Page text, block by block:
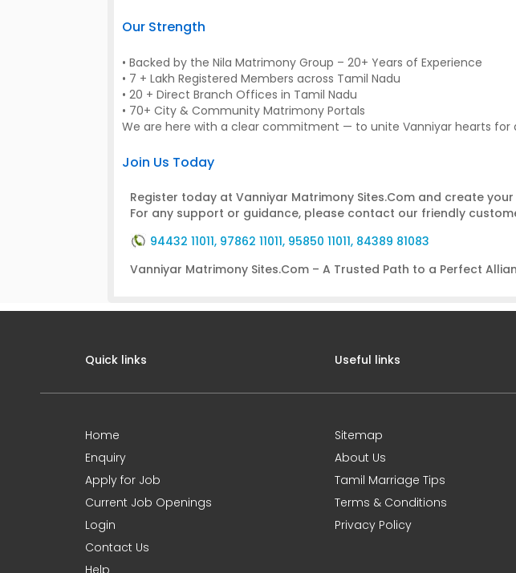
Our Strength
• Backed by the Nila Matrimony Group – 20+ Years of Experience
• 7 + Lakh Registered Members across Tamil Nadu
• 20 + Direct Branch Offices in Tamil Nadu
• 70+ City & Community Matrimony Portals
We are here with a clear commitment — to unite Vanniyar hearts for
Join Us Today
Register today at Vanniyar Matrimony Sites.Com and create
For any support or guidance, please contact our friendly
94432 11011, 97862 11011, 95850 11011, 84389 81083
Vanniyar Matrimony Sites.Com – A Trusted Path to a Perfect
Quick links
Home
Enquiry
Apply for Job
Current Job Openings
Login
Contact Us
Help
Useful links
Sitemap
About Us
Tamil Marriage Tips
Terms & Conditions
Privacy Policy